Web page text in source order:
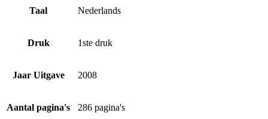
Taal Nederlands
Druk 1ste druk
Jaar Uitgave 2008
Aantal pagina's 286 pagina's